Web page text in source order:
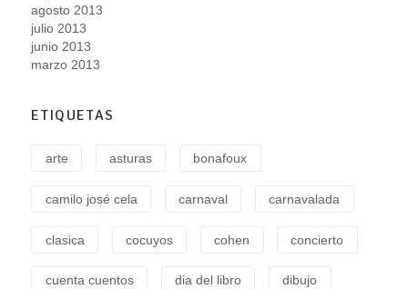
agosto 2013
julio 2013
junio 2013
marzo 2013
ETIQUETAS
arte asturas bonafoux
camilo josé cela carnaval carnavalada
clasica cocuyos cohen concierto
cuenta cuentos dia del libro dibujo